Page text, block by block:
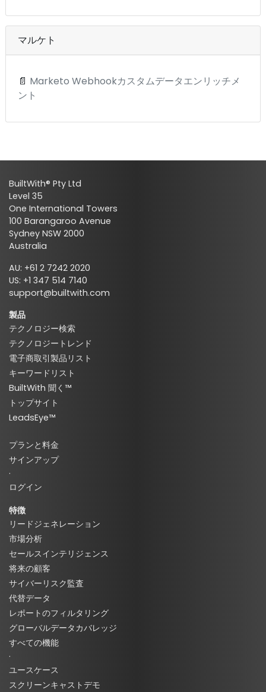
マルケト
📄 Marketo Webhookカスタムデータエンリッチメ
ント
BuiltWith® Pty Ltd
Level 35
One International Towers
100 Barangaroo Avenue
Sydney NSW 2000
Australia
AU: +61 2 7242 2020
US: +1 347 514 7140
support@builtwith.com
製品
テクノロジー検索
テクノロジートレンド
電子商取引製品リスト
キーワードリスト
BuiltWith 聞く™
トップサイト
LeadsEye™
プランと料金
サインアップ
·
ログイン
特徴
リードジェネレーション
市場分析
セールスインテリジェンス
将来の顧客
サイバーリスク監査
代替データ
レポートのフィルタリング
グローバルデータカバレッジ
すべての機能
·
ユースケース
スクリーンキャストデモ